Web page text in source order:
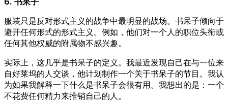
服装只是反对形式主义的战争中最明显的战场。书呆子倾向于
避开任何形式的形式主义。例如，他们对一个人的职位头衔或
任何其他权威的附属物不感兴趣。
实际上，这几乎是书呆子的定义。我最近发现自己在与一位来
自好莱坞的人交谈，他计划制作一个关于书呆子的节目。我认
为如果我解释一下什么是书呆子会很有用。我想出的是：一个
不花费任何精力来推销自己的人。